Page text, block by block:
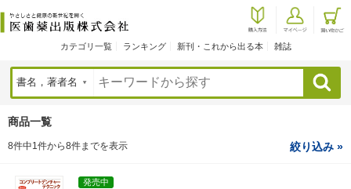
カテゴリ一覧 ランキング 新刊・これから出る本 雑誌
検索
商品一覧
8件中1件から8件までを表示 絞り込み »
発売中